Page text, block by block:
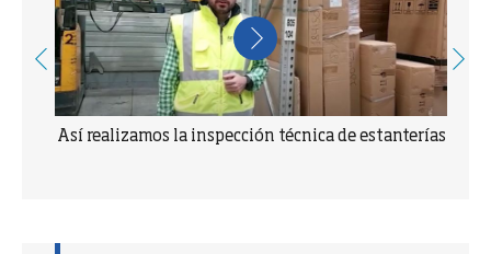
¿Qué permite identificar la Certificación Edificio